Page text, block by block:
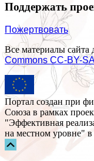
Поддержать
Пожертвовать
Все материалы
Commons СС-BY-
Портал создан при
Союза в рамках
"Эффективная
на местном уровне" в